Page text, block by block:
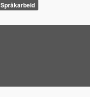
Språkarbeid